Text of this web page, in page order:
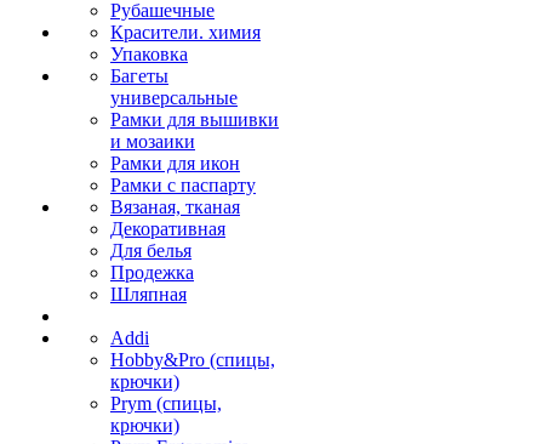
Рубашечные
Красители. химия
Упаковка
Багеты
универсальные
Рамки для вышивки
и мозаики
Рамки для икон
Рамки с паспарту
Вязаная, тканая
Декоративная
Для белья
Продежка
Шляпная
Addi
Hobby&Pro (спицы,
крючки)
Prym (спицы,
крючки)